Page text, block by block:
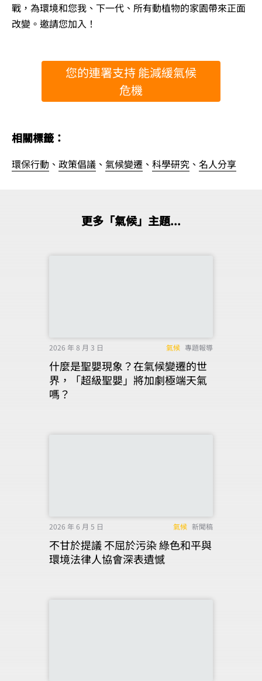
戰，為環境和您我、下一代、所有動植物的家園帶來正面
改變。邀請您加入！
您的連署支持 能減緩氣候
危機
相關標籤：
環保行動 、 政策倡議 、 氣候變遷 、 科學研究 、 名人分享
更多「氣候」主題...
2026 年 8 月 3 日 氣候 專題報導
什麼是聖嬰現象？在氣候變遷的世
界，「超級聖嬰」將加劇極端天氣
嗎？
2026 年 6 月 5 日 氣候 新聞稿
不甘於提議 不屈於污染 綠色和平與
環境法律人協會深表遺憾